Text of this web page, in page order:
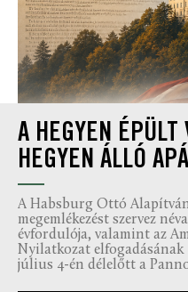
A HEGYEN ÉPÜLT
HEGYEN ÁLLÓ
A Habsburg Ottó
megemlékezést szervez
évfordulója, valamint az
Nyilatkozat
július 4-én délelőtt a